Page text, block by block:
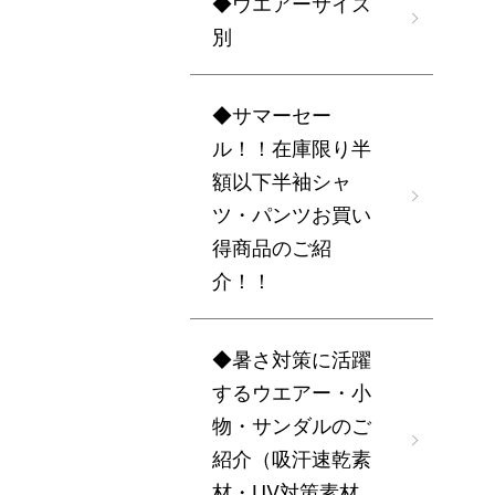
別
◆サマーセー
ル！！在庫限り半
額以下半袖シャ
ツ・パンツお買い
得商品のご紹
介！！
◆暑さ対策に活躍
するウエアー・小
物・サンダルのご
紹介（吸汗速乾素